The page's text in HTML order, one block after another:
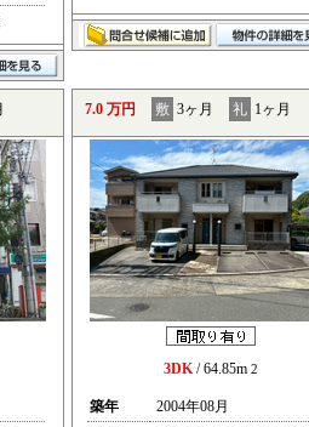
7.0 万円 敷 3ヶ月 礼 1ヶ月
3DK/ 64.85m 2
築年
2004年08月